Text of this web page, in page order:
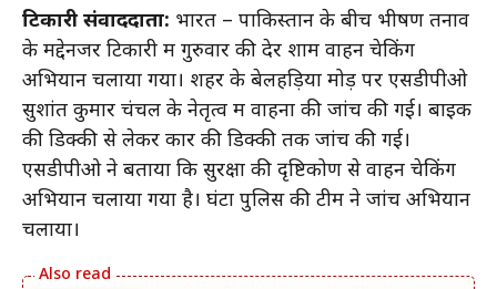
टिकारी संवाददाता: भारत – पाकिस्तान के बीच भीषण तनाव
के मद्देनजर टिकारी में गुरुवार की देर शाम वाहन चेकिंग
अभियान चलाया गया। शहर के बेलहड़िया मोड़ पर एसडीपीओ
सुशांत कुमार चंचल के नेतृत्व में वाहनों की जांच की गई। बाइक
की डिक्की से लेकर कार की डिक्की तक जांच की गई।
एसडीपीओ ने बताया कि सुरक्षा की दृष्टिकोण से वाहन चेकिंग
अभियान चलाया गया है। घंटों पुलिस की टीम ने जांच अभियान
चलाया।